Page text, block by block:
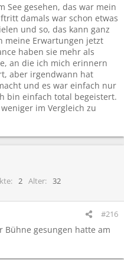
See gesehen, das war mein
damals war schon etwas
und so, das kann ganz
meine Erwartungen jetzt
haben sie mehr als
an die ich mich erinnern
aber irgendwann hat
und es war einfach nur
bin einfach total begeistert.
im Vergleich zu
2 Alter
32
#216
gesungen hatte am